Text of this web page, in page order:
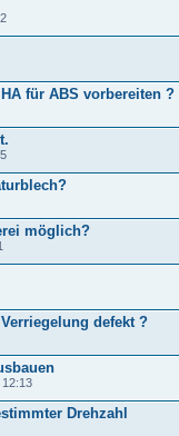
für ABS vorbereiten ?
möglich?
defekt ?
Drehzahl